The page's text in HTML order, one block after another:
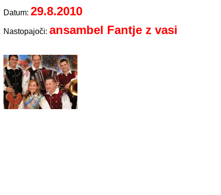
Datum: 29.8.2010
Nastopajoči: ansambel Fantje z vasi